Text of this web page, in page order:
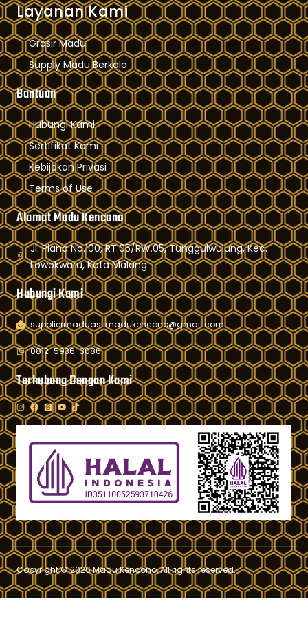
Layanan Kami
Grosir Madu
Supply Madu Berkala
Bantuan
Hubungi Kami
Sertifikat Kami
Kebijakan Privasi
Terms of Use
Alamat Madu Kencono
Jl. Piano No.100, RT.05/RW.05, Tunggulwulung, Kec.
Lowokwaru, Kota Malang
Hubungi Kami
suppliermaduaslimadukencono@gmail.com
0812-5936-3086
Terhubung Dengan Kami
Copyright © 2026 Madu Kencono, All rights reserved.